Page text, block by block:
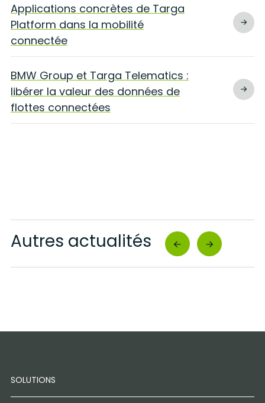
Applications concrètes de Targa
Platform dans la mobilité
connectée
BMW Group et Targa Telematics :
libérer la valeur des données de
flottes connectées
Autres actualités
SOLUTIONS